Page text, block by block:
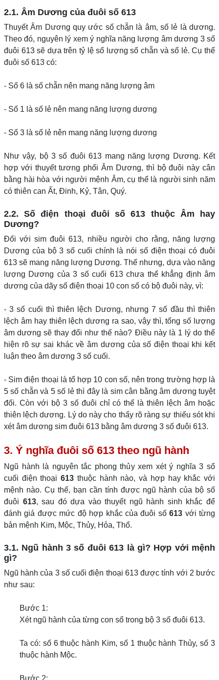
2.1. Âm Dương của đuôi số 613
Thuyết Âm Dương quy ước số chẵn là âm, số lẻ là dương.
Theo đó, nguyên lý xem ý nghĩa năng lượng âm dương 3 số
đuôi 613 sẽ dựa trên tỷ lệ số lượng số chẵn và số lẻ. Cụ thể
đuôi số 613 có:
- Số 6 là số chẵn nên mang năng lượng âm
- Số 1 là số lẻ nên mang năng lượng dương
- Số 3 là số lẻ nên mang năng lượng dương
Như vậy, bộ 3 số đuôi 613 mang năng lượng Dương. Kết
hợp với thuyết tương phối Âm Dương, thì bộ đuôi này cân
bằng hài hòa với người mệnh Âm, cụ thể là người sinh năm
có thiên can Ất, Đinh, Kỷ, Tân, Quý.
2.2. Số điện thoại đuôi số 613 thuộc Âm hay
Dương?
Đối với sim đuôi 613, nhiều người cho rằng, năng lượng
Dương của bộ 3 số cuối chính là nói số điện thoại có đuôi
613 sẽ mang năng lượng Dương. Thế nhưng, dựa vào năng
lượng Dương của 3 số cuối 613 chưa thể khẳng định âm
dương của dãy số điện thoại 10 con số có bộ đuôi này, vì:
- 3 số cuối thì thiên lệch Dương, nhưng 7 số đầu thì thiên
lệch âm hay thiên lệch dương ra sao, vậy thì, tổng số lượng
âm dương sẽ thay đổi như thế nào? Điều này là 1 lý do thể
hiện rõ sự sai khác về âm dương của số điện thoại khi kết
luận theo âm dương 3 số cuối.
- Sim điện thoại là tổ hợp 10 con số, nên trong trường hợp là
5 số chẵn và 5 số lẻ thì đây là sim cân bằng âm dương tuyệt
đối. Còn với bộ 3 số đuôi chỉ có thể là thiên lệch âm hoặc
thiên lệch dương. Lý do này cho thấy rõ ràng sự thiếu sót khi
xét âm dương sim đuôi 613 bằng âm dương 3 số đuôi 613.
3. Ý nghĩa đuôi số 613 theo ngũ hành
Ngũ hành là nguyên tắc phong thủy xem xét ý nghĩa 3 số
cuối điện thoại613 thuộc hành nào, và hợp hay khắc với
mệnh nào. Cụ thể, bạn cần tính được ngũ hành của bộ số
đuôi 613, sau đó dựa vào thuyết ngũ hành sinh khắc để
đánh giá được mức độ hợp khắc của đuôi số613 với từng
bản mệnh Kim, Mộc, Thủy, Hỏa, Thổ.
3.1. Ngũ hành 3 số đuôi 613 là gì? Hợp với mệnh
gì?
Ngũ hành của 3 số cuối điện thoại 613 được tính với 2 bước
như sau:
Bước 1:
Xét ngũ hành của từng con số trong bộ 3 số đuôi 613.
Ta có: số 6 thuộc hành Kim, số 1 thuộc hành Thủy, số 3
thuộc hành Mộc.
Bước 2: